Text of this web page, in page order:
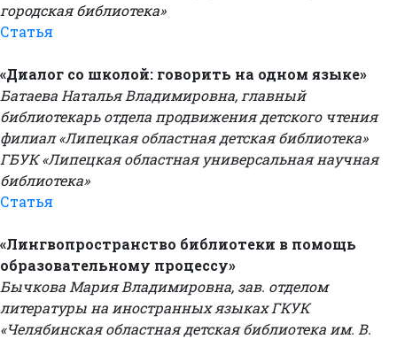
городская библиотека»
Статья
«Диалог со школой: говорить на одном языке»
Батаева Наталья Владимировна, главный
библиотекарь отдела продвижения детского чтения
филиал «Липецкая областная детская библиотека»
ГБУК «Липецкая областная универсальная научная
библиотека»
Статья
«Лингвопространство библиотеки в помощь
образовательному процессу»
Бычкова Мария Владимировна, зав. отделом
литературы на иностранных языках ГКУК
«Челябинская областная детская библиотека им. В.